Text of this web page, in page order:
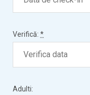
Verifică: *
Adulti: